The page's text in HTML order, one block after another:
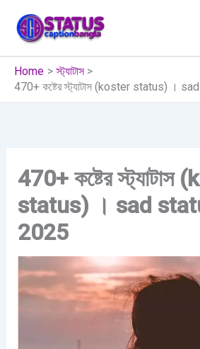
content
Home
স্ট্যাটাস
470+ কষ্টের স্ট্যাটাস (koster status) ।
470+ কষ্টের স্ট্যাটাস
status) । sad
2025